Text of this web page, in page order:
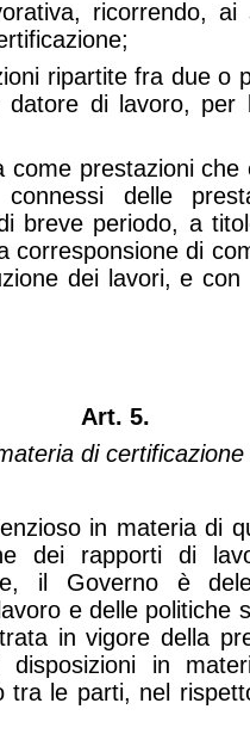
ricorrendo, ai
ripartite fra due o
di lavoro, per
come prestazioni
delle
breve periodo, a
corresponsione di
dei lavori, e
Art. 5.
di
in materia di
dei rapporti di
il Governo è
e delle politiche
in vigore della
disposizioni in
tra le parti, nel